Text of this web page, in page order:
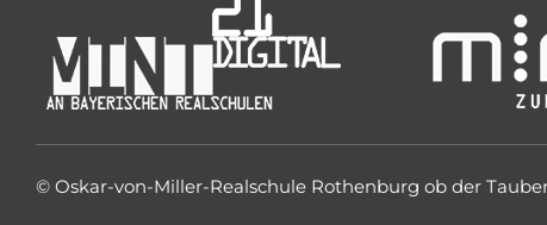
©Oskar-von-Miller-Realschule Rothenburg ob der